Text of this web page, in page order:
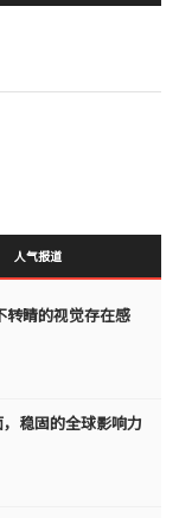
人气报道
转睛的视觉存在感
，稳固的全球影响力